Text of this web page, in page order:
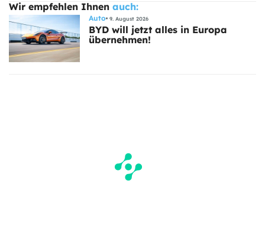
Wir empfehlen Ihnen auch:
Auto 9. August 2026
BYD will jetzt alles in Europa
übernehmen!